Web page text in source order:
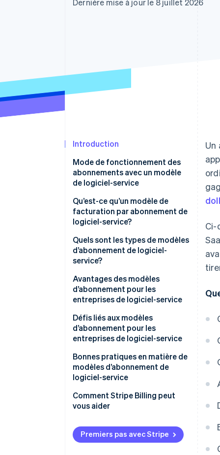
Optimisation des acceptations
Dernière mise à jour le 8 juillet 2026
Introduction
Mode de fonctionnement des
abonnements avec un modèle
de logiciel-service
Qu’est-ce qu’un modèle de
facturation par abonnement de
logiciel-service?
Quels sont les types de modèles
d’abonnement de logiciel-
service?
Avantages des modèles
d’abonnement pour les
entreprises de logiciel-service
Défis liés aux modèles
d’abonnement pour les
entreprises de logiciel-service
Attrition des clients
Facturation et gestion des
revenus
CAC
Sécurité et confidentialité des
Bonnes pratiques en matière de
modèles d’abonnement de
logiciel-service
Fidélisation de la clientèle
Comment Stripe Billing peut
vous aider
Premiers pas avec Stripe
Un
Ci-